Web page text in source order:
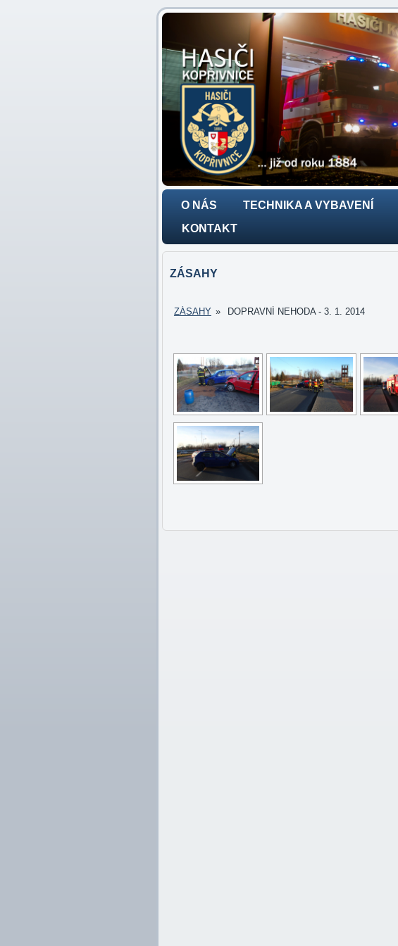
O NÁS TECHNIKA A VYBAVENÍ
KONTAKT
ZÁSAHY
ZÁSAHY » DOPRAVNÍ NEHODA - 3. 1. 2014